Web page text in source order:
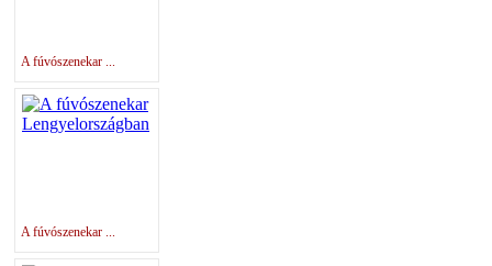
A fúvószenekar ...
A fúvószenekar ...